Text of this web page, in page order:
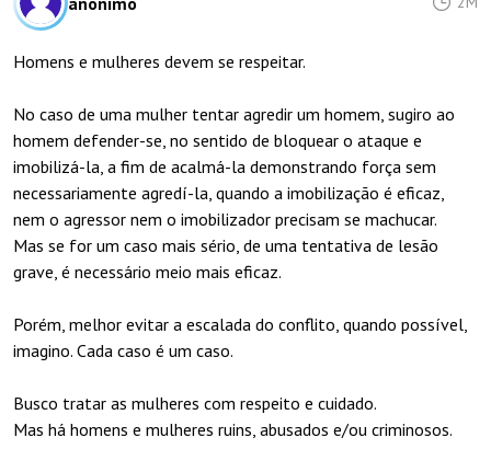
Homens e mulheres devem se respeitar.
No caso de uma mulher tentar agredir um homem, sugiro ao
homem defender-se, no sentido de bloquear o ataque e
imobilizá-la, a fim de acalmá-la demonstrando força sem
necessariamente agredí-la, quando a imobilização é eficaz,
nem o agressor nem o imobilizador precisam se machucar.
Mas se for um caso mais sério, de uma tentativa de lesão
grave, é necessário meio mais eficaz.
Porém, melhor evitar a escalada do conflito, quando possível,
imagino. Cada caso é um caso.
Busco tratar as mulheres com respeito e cuidado.
Mas há homens e mulheres ruins, abusados e/ou criminosos.